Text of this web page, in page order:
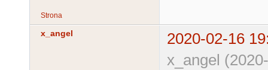
Strona
x_angel
2020-02-16
x_angel